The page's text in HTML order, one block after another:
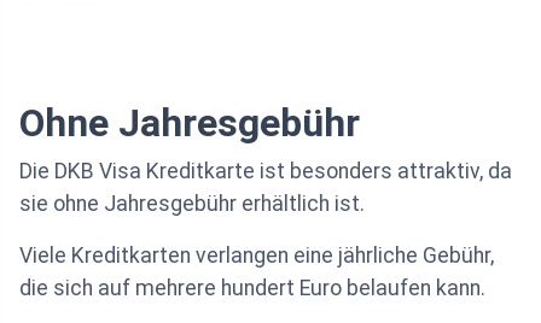
Ohne Jahresgebühr
Die DKB Visa Kreditkarte ist besonders attraktiv, da
sie ohne Jahresgebühr erhältlich ist.
Viele Kreditkarten verlangen eine jährliche Gebühr,
die sich auf mehrere hundert Euro belaufen kann.